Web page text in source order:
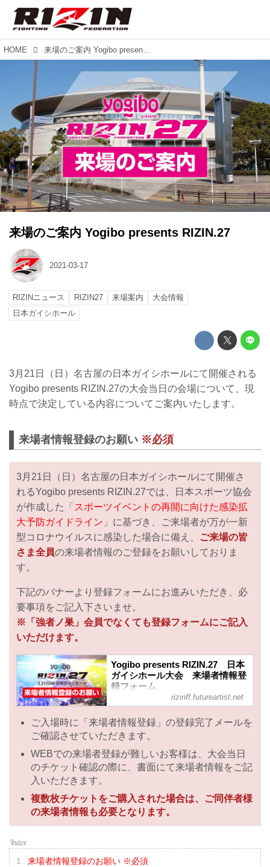
HOME 来場のご案内 Yogibo presents RIZIN.27
来場のご案内 Yogibo presents RIZIN.27
2021-03-17
RIZINニュース RIZIN27 来場案内
大会情報
日本ガイシホール
3月21日（日）名古屋の日本ガイシホールにて開催される
Yogibo presents RIZIN.27の大会当日の会場について、現
時点で決定している内容についてご案内いたします。
来場者情報登録のお願い ※必須
3月21日（日）名古屋の日本ガイシホールにて開催さ
れるYogibo presents RIZIN.27では、日本スポーツ協会
が作成した「 スポーツイベントの再開に向けた感染拡
大予防ガイドライン 」に基づき、ご来場者が万が一新
型コロナウイルスに感染した場合に備え、
ご来場の皆
さま全員の来場者情報のご登録をお願いしておりま
す。
下記のバナーより登録フォームにお進みいただき、必
要事項をご記入下さいませ。
※「強者ノ巣」会員でなくても登録フォームにご記入
いただけます。
Yogibo presents RIZIN.27 日本
ガイシホール大会 来場者情報登
録フォーム
RIZIN FIGHTING FEDERATION が運
ト強者ノ巣です。
rizinff.futureartist.net
ご入場時に「来場者情報登録」の登録完了メールを
ご確認させていただきます。
WEBでの来場者登録が難しいお客様は、大会当日
のチケット確認の際に、書面にて来場者情報をご記
入いただきます。
複数枚チケットをご購入された場合は、ご同伴者様
の来場者情報も必要となります。
来場者情報登録のお願い ※必須